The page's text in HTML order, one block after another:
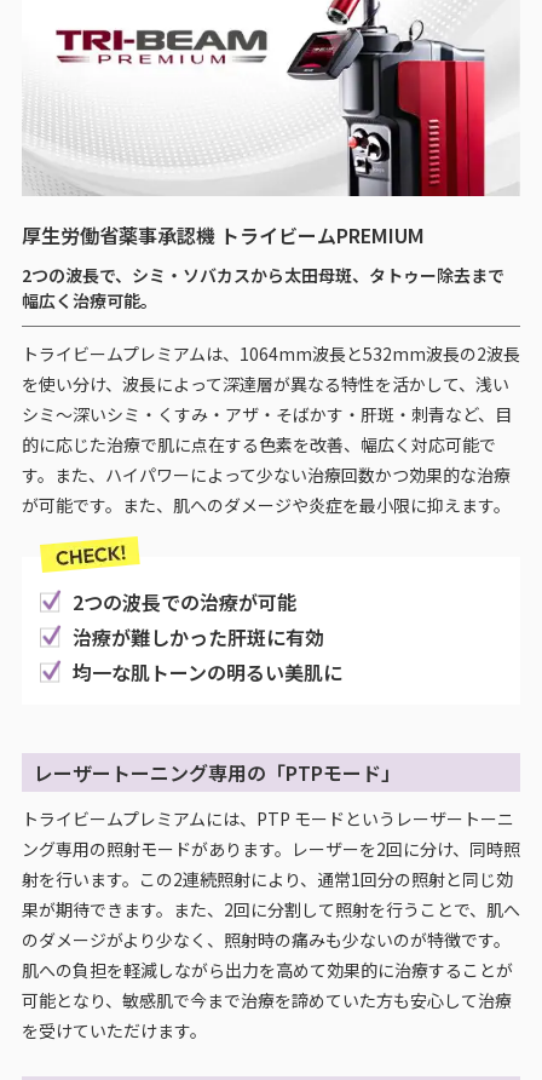
厚生労働省薬事承認機 トライビームPREMIUM
2つの波長で、シミ・ソバカスから太田母斑、タトゥー除去まで
幅広く治療可能。
トライビームプレミアムは、1064mm波長と532mm波長の2波長
を使い分け、波長によって深達層が異なる特性を活かして、浅い
シミ～深いシミ・くすみ・アザ・そばかす・肝斑・刺青など、目
的に応じた治療で肌に点在する色素を改善、幅広く対応可能で
す。また、ハイパワーによって少ない治療回数かつ効果的な治療
が可能です。また、肌へのダメージや炎症を最小限に抑えます。
2つの波長での治療が可能
治療が難しかった肝斑に有効
均一な肌トーンの明るい美肌に
レーザートーニング専用の「PTPモード」
トライビームプレミアムには、PTP モードというレーザートーニ
ング専用の照射モードがあります。レーザーを2回に分け、同時照
射を行います。この2連続照射により、通常1回分の照射と同じ効
果が期待できます。また、2回に分割して照射を行うことで、肌へ
のダメージがより少なく、照射時の痛みも少ないのが特徴です。
肌への負担を軽減しながら出力を高めて効果的に治療することが
可能となり、敏感肌で今まで治療を諦めていた方も安心して治療
を受けていただけます。